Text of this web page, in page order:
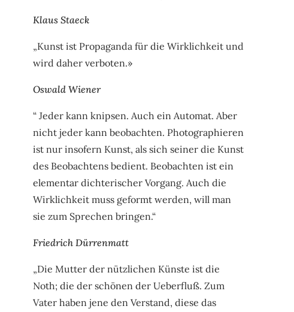
Klaus Staeck
„Kunst ist Propaganda für die Wirklichkeit und
wird daher verboten.»
Oswald Wiener
“ Jeder kann knipsen. Auch ein Automat. Aber
nicht jeder kann beobachten. Photographieren
ist nur insofern Kunst, als sich seiner die Kunst
des Beobachtens bedient. Beobachten ist ein
elementar dichterischer Vorgang. Auch die
Wirklichkeit muss geformt werden, will man
sie zum Sprechen bringen.“
Friedrich Dürrenmatt
„Die Mutter der nützlichen Künste ist die
Noth; die der schönen der Ueberfluß. Zum
Vater haben jene den Verstand, diese das